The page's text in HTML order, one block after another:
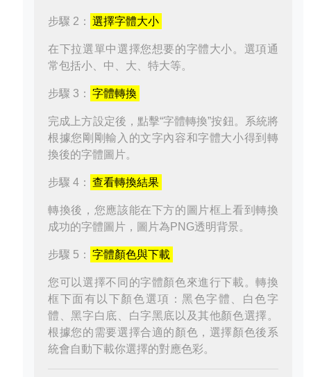
步驟 2： 選擇字體大小
在下拉選單中選擇您想要的字體大小。選項通
常包括小、中、大、特大等。
步驟 3： 字體轉換
完成上方設定後，點擊“字體轉換”按鈕。系統將
根據您剛剛輸入的文字內容和字體大小得到轉
換後的字體圖片。
步驟 4： 查看轉換結果
轉換後，您應該能在下方的圖片框上看到轉換
成功的字體圖片，圖片為PNG透明背景。
步驟 5： 字體顏色與下載
您可以選擇不同的字體顏色來進行下載。轉換
框下面有以下顏色選項：黑色字體、白色字
體、黑字白底、白字黑底以及其他顏色選擇。
根據您的需要選擇合適的顏色，選擇顏色後系
統會自動下載你選擇的對應色彩。